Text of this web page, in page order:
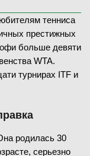
тенниса
престижных
больше девяти
WTA.
турнирах ITF и
родилась 30
серьезно